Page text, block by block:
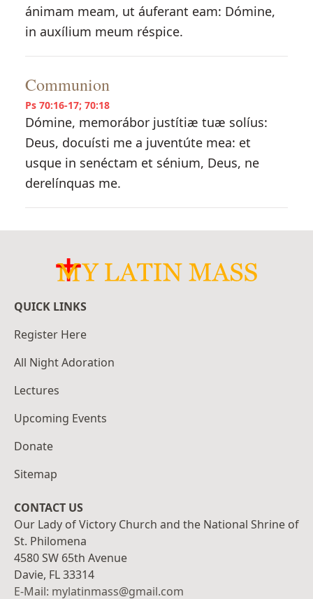
ánimam meam, ut áuferant eam: Dómine,
in auxílium meum réspice.
Communion
Ps 70:16-17; 70:18
Dómine, memorábor justítiæ tuæ solíus:
Deus, docuísti me a juventúte mea: et
usque in senéctam et sénium, Deus, ne
derelínquas me.
QUICK LINKS
Register Here
All Night Adoration
Lectures
Upcoming Events
Donate
Sitemap
CONTACT US
Our Lady of Victory Church and the National Shrine of
St. Philomena
4580 SW 65th Avenue
Davie, FL 33314
E-Mail: mylatinmass@gmail.com